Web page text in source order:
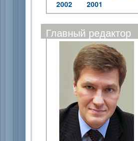
2002
2001
Главный редактор